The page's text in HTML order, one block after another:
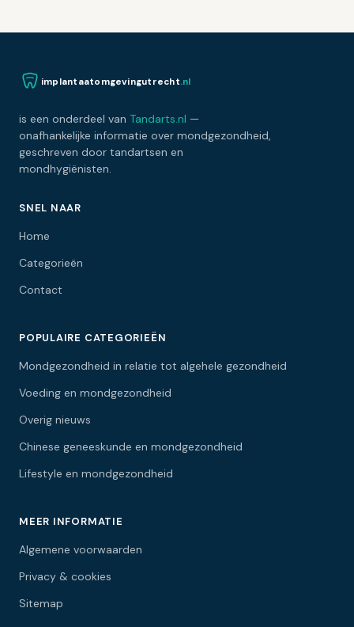
implantaatomgevingutrecht.nl
is een onderdeel van Tandarts.nl —
onafhankelijke informatie over mondgezondheid,
geschreven door tandartsen en
mondhygiënisten.
SNEL NAAR
Home
Categorieën
Contact
POPULAIRE CATEGORIEËN
Mondgezondheid in relatie tot algehele gezondheid
Voeding en mondgezondheid
Overig nieuws
Chinese geneeskunde en mondgezondheid
Lifestyle en mondgezondheid
MEER INFORMATIE
Algemene voorwaarden
Privacy & cookies
Sitemap